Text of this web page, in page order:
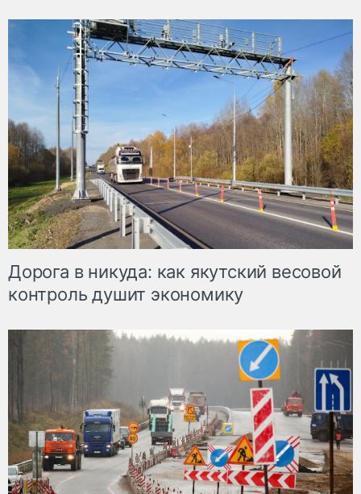
Дорога в никуда: как якутский весовой
контроль душит экономику